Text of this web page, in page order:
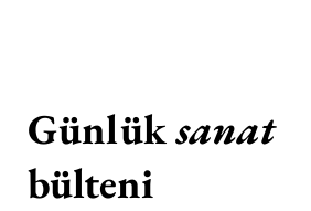
Günlüksanat
bülteni